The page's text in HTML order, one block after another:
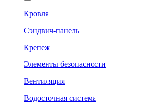
Кровля
Сэндвич-панель
Крепеж
Элементы безопасности
Вентиляция
Водосточная система